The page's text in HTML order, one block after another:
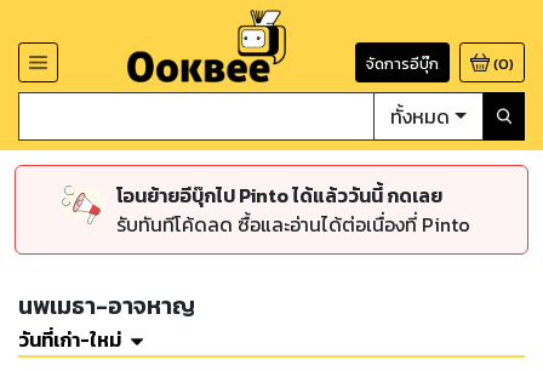
จัดการอีบุ๊ก (0)
ทั้งหมด
โอนย้ายอีบุ๊กไป Pinto ได้แล้ววันนี้ กดเลย
รับทันทีโค้ดลด ซื้อและอ่านได้ต่อเนื่องที่ Pinto
นพเมธา-อาจหาญ
วันที่เก่า-ใหม่